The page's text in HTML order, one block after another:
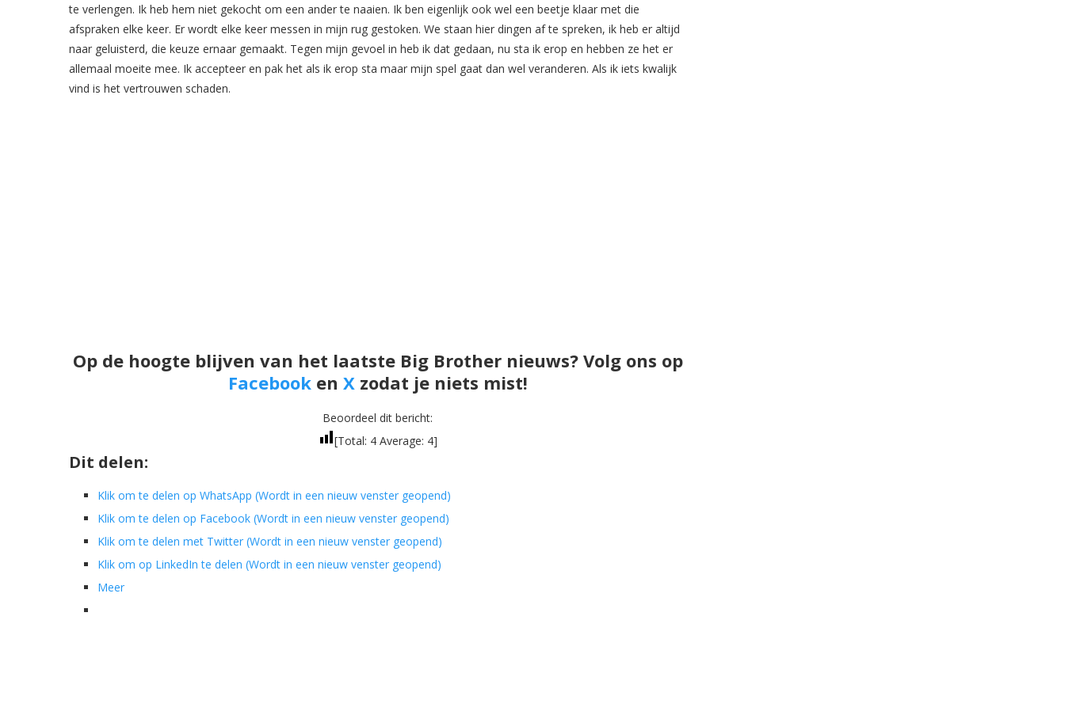
te verlengen. Ik heb hem niet gekocht om een ander te naaien. Ik ben eigenlijk ook wel een beetje klaar met die
afspraken elke keer. Er wordt elke keer messen in mijn rug gestoken. We staan hier dingen af te spreken, ik heb er altijd
naar geluisterd, die keuze ernaar gemaakt. Tegen mijn gevoel in heb ik dat gedaan, nu sta ik erop en hebben ze het er
allemaal moeite mee. Ik accepteer en pak het als ik erop sta maar mijn spel gaat dan wel veranderen. Als ik iets kwalijk
vind is het vertrouwen schaden.
Op de hoogte blijven van het laatste Big Brother nieuws? Volg ons op
Facebooken X zodat je niets mist!
Beoordeel dit bericht:
[Total: 4Average: 4]
Dit delen:
Klik om te delen op WhatsApp (Wordt in een nieuw venster geopend)
Klik om te delen op Facebook (Wordt in een nieuw venster geopend)
Klik om te delen met Twitter (Wordt in een nieuw venster geopend)
Klik om op LinkedIn te delen (Wordt in een nieuw venster geopend)
Meer